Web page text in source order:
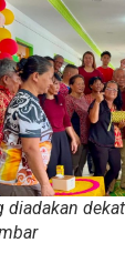
diadakan